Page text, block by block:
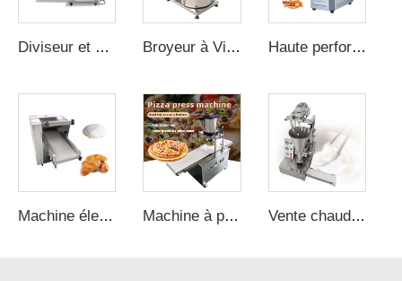
Diviseur et arrondisseur de pâte pour boulangerie, équipement de division et de moule de pâte à pain Broyeur à Viande en Acier Inoxydable à Usage Commercial, Multifonction, Matériel de Transformation Alimentaire pour Saucisses, Boulettes et Garnitures de Tourtes à la Viande Haute performance pour usage commercial et domestique Mixeur planétaire de 10L pour pâte à pain
Machine électrique à presser la pâte à pizza 40cm, lisseuse pour magasin de nourriture Machine à pizza automatique entièrement inox four commercial à pizza en vente Vente chaude machine à faire des pains automatique, machine à momos manuelle, machine à laver et polir le marbre, modèle chai bao hy004